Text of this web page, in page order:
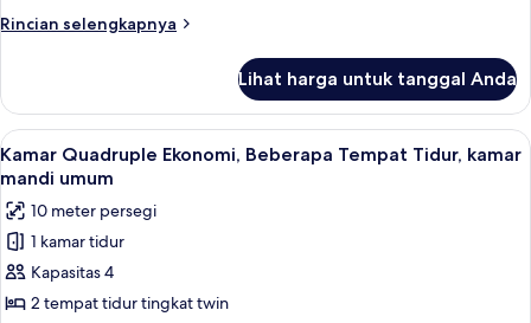
mandi
Rincian selengkapnya
Rincian
Kamar
Twin
Standar,
kamar
pribadi
Lihat harga untuk tanggal Anda
Lihat
semua
foto
untuk
Kamar
Quadruple
Ekonomi,
Kamar Quadruple Ekonomi,
7
Kamar Quadruple Ekonomi, Beberapa Tempat Tidur, kamar
mandi umum
10 meter persegi
1 kamar tidur
Kapasitas 4
2 tempat tidur tingkat twin